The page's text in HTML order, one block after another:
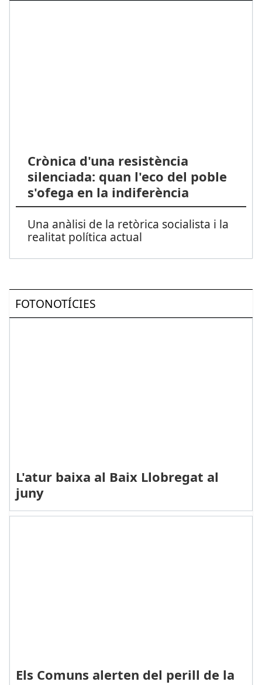
Crònica d'una resistència
silenciada: quan l'eco del poble
s'ofega en la indiferència
Una anàlisi de la retòrica socialista i la
realitat política actual
FOTONOTÍCIES
L'atur baixa al Baix Llobregat al
juny
Els Comuns alerten del perill de la